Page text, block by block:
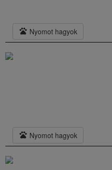
pets Nyomot hagyok
pets Nyomot hagyok